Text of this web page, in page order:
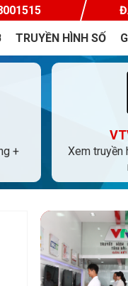
TRUYỀN HÌNH SỐ
+
Xem truyền